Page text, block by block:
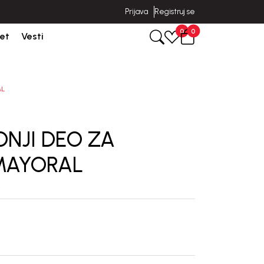
u roku od 3-5 dana od dana kreiranja porudžbine.
Prijava Registruj se
Vesti 0 0
DEO ZA